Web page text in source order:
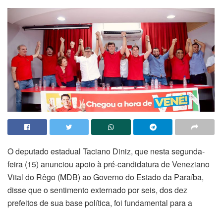
O deputado estadual Taciano Diniz, que nesta segunda-
feira (15) anunciou apoio à pré-candidatura de Veneziano
Vital do Rêgo (MDB) ao Governo do Estado da Paraíba,
disse que o sentimento externado por seis, dos dez
prefeitos de sua base política, foi fundamental para a